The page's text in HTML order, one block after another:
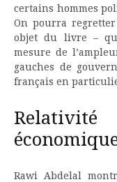
certains hommes
On pourra
objet du livre –
mesure de
gauches de
français en
Rawi Abdelal